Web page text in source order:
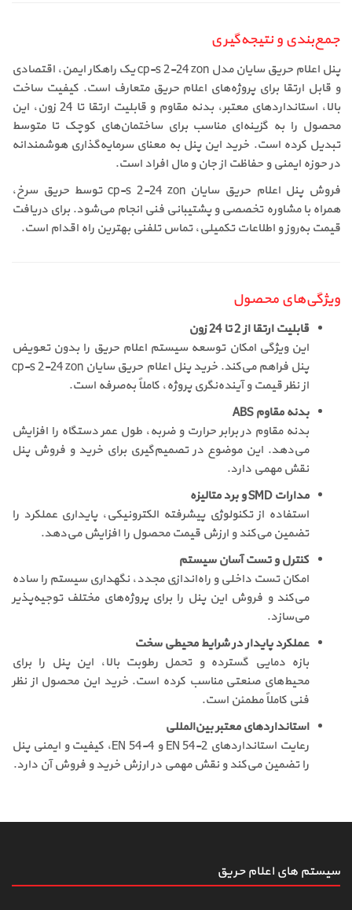
جمع‌بندی و نتیجه‌گیری
پنل اعلام حریق سایان مدل cp-s 2-24 zon یک راهکار ایمن، اقتصادی
و قابل ارتقا برای پروژه‌های اعلام حریق متعارف است. کیفیت ساخت
بالا، استانداردهای معتبر، بدنه مقاوم و قابلیت ارتقا تا 24 زون، این
محصول را به گزینه‌ای مناسب برای ساختمان‌های کوچک تا متوسط
تبدیل کرده است. خرید این پنل به معنای سرمایه‌گذاری هوشمندانه
در حوزه ایمنی و حفاظت از جان و مال افراد است.
فروش پنل اعلام حریق سایان cp-s 2-24 zon توسط حریق سرخ،
همراه با مشاوره تخصصی و پشتیبانی فنی انجام می‌شود. برای دریافت
قیمت به‌روز و اطلاعات تکمیلی، تماس تلفنی بهترین راه اقدام است.
ویژگی‌های محصول
قابلیت ارتقا از 2 تا 24 زون
این ویژگی امکان توسعه سیستم اعلام حریق را بدون تعویض
پنل فراهم می‌کند. خرید پنل اعلام حریق سایان cp-s 2-24 zon
از نظر قیمت و آینده‌نگری پروژه، کاملاً به‌صرفه است.
بدنه مقاوم ABS
بدنه مقاوم در برابر حرارت و ضربه، طول عمر دستگاه را افزایش
می‌دهد. این موضوع در تصمیم‌گیری برای خرید و فروش پنل
نقش مهمی دارد.
مدارات SMD و برد متالیزه
استفاده از تکنولوژی پیشرفته الکترونیکی، پایداری عملکرد را
تضمین می‌کند و ارزش قیمت محصول را افزایش می‌دهد.
کنترل و تست آسان سیستم
امکان تست داخلی و راه‌اندازی مجدد، نگهداری سیستم را ساده
می‌کند و فروش این پنل را برای پروژه‌های مختلف توجیه‌پذیر
می‌سازد.
عملکرد پایدار در شرایط محیطی سخت
بازه دمایی گسترده و تحمل رطوبت بالا، این پنل را برای
محیط‌های صنعتی مناسب کرده است. خرید این محصول از نظر
فنی کاملاً مطمئن است.
استانداردهای معتبر بین‌المللی
رعایت استانداردهای EN 54-2 و EN 54-4، کیفیت و ایمنی پنل
را تضمین می‌کند و نقش مهمی در ارزش خرید و فروش آن دارد.
سیستم های اعلام حریق